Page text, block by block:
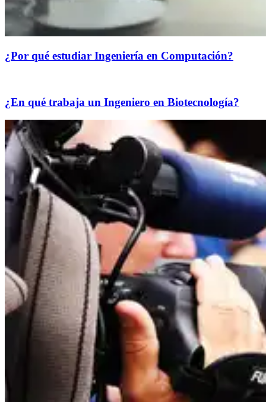
¿Por qué estudiar Ingeniería en Computación?
¿En qué trabaja un Ingeniero en Biotecnología?